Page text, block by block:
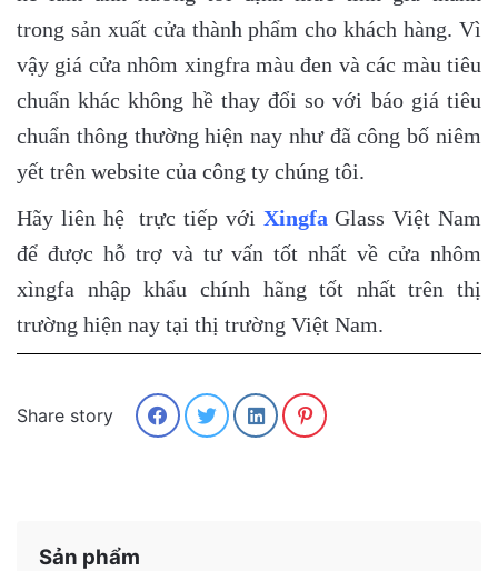
trong sản xuất cửa thành phẩm cho khách hàng. Vì
vậy giá cửa nhôm xingfra màu đen và các màu tiêu
chuẩn khác không hề thay đổi so với báo giá tiêu
chuẩn thông thường hiện nay như đã công bố niêm
yết trên website của công ty chúng tôi.
Hãy liên hệ trực tiếp với Xingfa Glass Việt Nam
để được hỗ trợ và tư vấn tốt nhất về cửa nhôm
xìngfa nhập khẩu chính hãng tốt nhất trên thị
trường hiện nay tại thị trường Việt Nam.
Share story
Sản phẩm